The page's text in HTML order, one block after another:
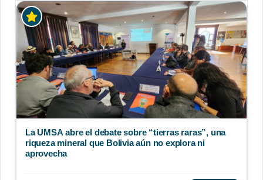
La UMSA abre el debate sobre “tierras raras”, una
riqueza mineral que Bolivia aún no explora ni
aprovecha